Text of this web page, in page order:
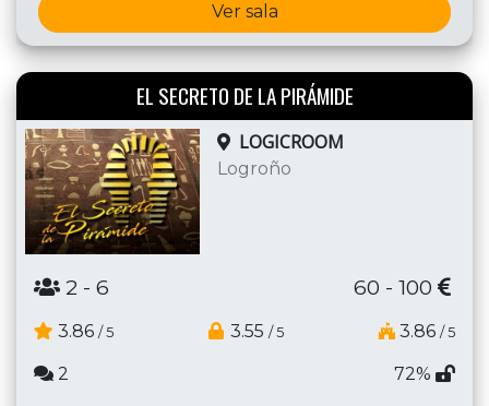
Ver sala
EL SECRETO DE LA PIRÁMIDE
LOGICROOM
Logroño
2 - 6 60 - 100
3.86 / 5 3.55 / 5 3.86 / 5
2 72%